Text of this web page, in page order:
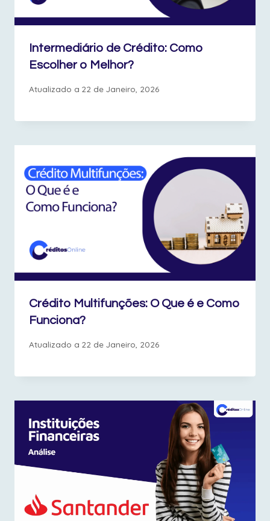
Intermediário de Crédito: Como
Escolher o Melhor?
Atualizado a 22 de Janeiro, 2026
Crédito Multifunções: O Que é e Como
Funciona?
Atualizado a 22 de Janeiro, 2026